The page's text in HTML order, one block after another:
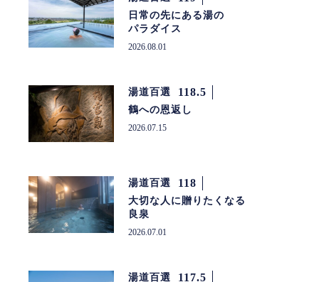
日常の先にある湯の
パラダイス
2026.08.01
湯道百選 118.5
鶴への恩返し
2026.07.15
湯道百選 118
大切な人に贈りたくなる
良泉
2026.07.01
湯道百選 117.5